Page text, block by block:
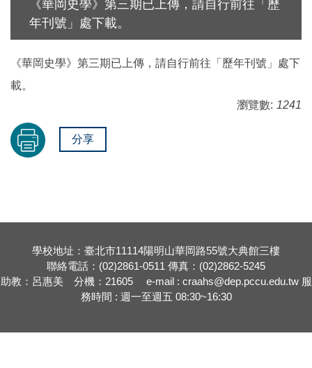
《華岡史學》第三期已上傳，請自行前往「歷
年刊號」處下載。
《華岡史學》第三期已上傳，請自行前往「歷年刊號」處下
載。
瀏覽數: 1241
分享
學校地址：臺北市11114陽明山華岡路55號大典館三樓
聯絡電話：(02)2861-0511 傳真：(02)2862-5245
助教：呂惠美 分機：21605 e-mail : craahs@dep.pccu.edu.tw 服
務時間 : 週一至週五 08:30~16:30